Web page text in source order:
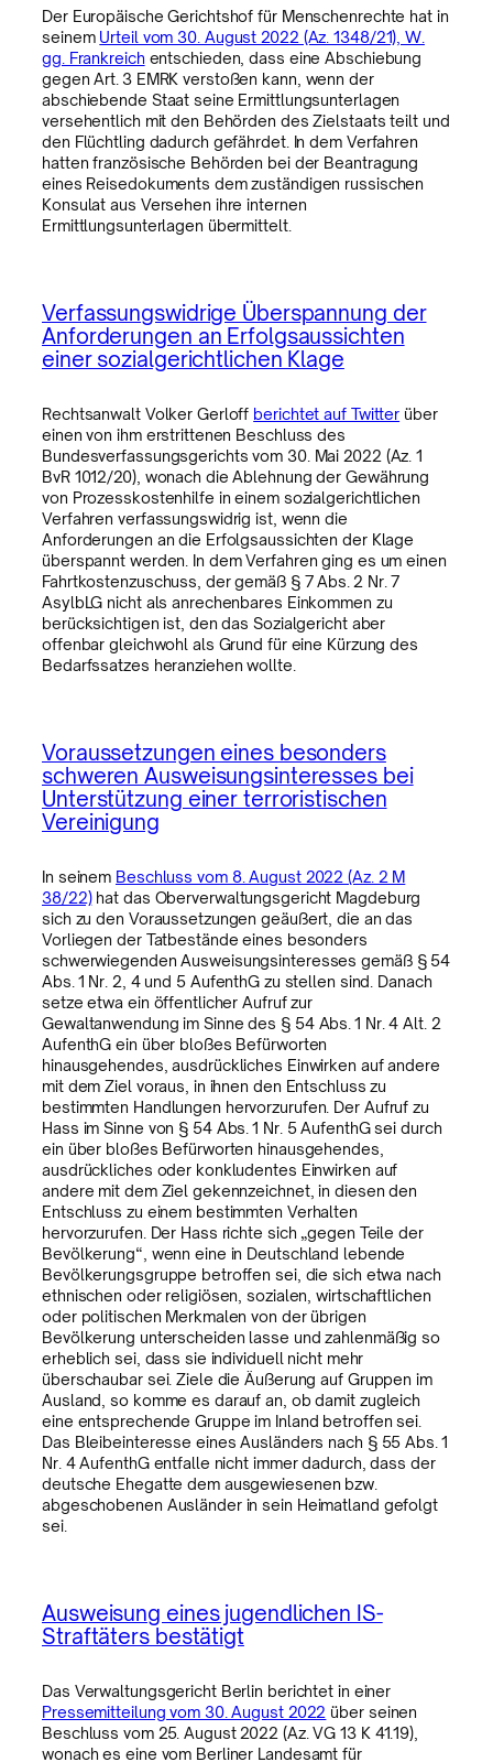
Der Europäische Gerichtshof für Menschenrechte hat in
seinem Urteil vom 30. August 2022 (Az. 1348/21), W.
gg. Frankreich entschieden, dass eine Abschiebung
gegen Art. 3 EMRK verstoßen kann, wenn der
abschiebende Staat seine Ermittlungsunterlagen
versehentlich mit den Behörden des Zielstaats teilt und
den Flüchtling dadurch gefährdet. In dem Verfahren
hatten französische Behörden bei der Beantragung
eines Reisedokuments dem zuständigen russischen
Konsulat aus Versehen ihre internen
Ermittlungsunterlagen übermittelt.
Verfassungswidrige Überspannung der
Anforderungen an Erfolgsaussichten
einer sozialgerichtlichen Klage
Rechtsanwalt Volker Gerloff berichtet auf Twitter über
einen von ihm erstrittenen Beschluss des
Bundesverfassungsgerichts vom 30. Mai 2022 (Az. 1
BvR 1012/20), wonach die Ablehnung der Gewährung
von Prozesskostenhilfe in einem sozialgerichtlichen
Verfahren verfassungswidrig ist, wenn die
Anforderungen an die Erfolgsaussichten der Klage
überspannt werden. In dem Verfahren ging es um einen
Fahrtkostenzuschuss, der gemäß § 7 Abs. 2 Nr. 7
AsylbLG nicht als anrechenbares Einkommen zu
berücksichtigen ist, den das Sozialgericht aber
offenbar gleichwohl als Grund für eine Kürzung des
Bedarfssatzes heranziehen wollte.
Voraussetzungen eines besonders
schweren Ausweisungsinteresses bei
Unterstützung einer terroristischen
Vereinigung
In seinem Beschluss vom 8. August 2022 (Az. 2 M
38/22)hat das Oberverwaltungsgericht Magdeburg
sich zu den Voraussetzungen geäußert, die an das
Vorliegen der Tatbestände eines besonders
schwerwiegenden Ausweisungsinteresses gemäß § 54
Abs. 1 Nr. 2, 4 und 5 AufenthG zu stellen sind. Danach
setze etwa ein öffentlicher Aufruf zur
Gewaltanwendung im Sinne des § 54 Abs. 1 Nr. 4 Alt. 2
AufenthG ein über bloßes Befürworten
hinausgehendes, ausdrückliches Einwirken auf andere
mit dem Ziel voraus, in ihnen den Entschluss zu
bestimmten Handlungen hervorzurufen. Der Aufruf zu
Hass im Sinne von § 54 Abs. 1 Nr. 5 AufenthG sei durch
ein über bloßes Befürworten hinausgehendes,
ausdrückliches oder konkludentes Einwirken auf
andere mit dem Ziel gekennzeichnet, in diesen den
Entschluss zu einem bestimmten Verhalten
hervorzurufen. Der Hass richte sich „gegen Teile der
Bevölkerung“, wenn eine in Deutschland lebende
Bevölkerungsgruppe betroffen sei, die sich etwa nach
ethnischen oder religiösen, sozialen, wirtschaftlichen
oder politischen Merkmalen von der übrigen
Bevölkerung unterscheiden lasse und zahlenmäßig so
erheblich sei, dass sie individuell nicht mehr
überschaubar sei. Ziele die Äußerung auf Gruppen im
Ausland, so komme es darauf an, ob damit zugleich
eine entsprechende Gruppe im Inland betroffen sei.
Das Bleibeinteresse eines Ausländers nach § 55 Abs. 1
Nr. 4 AufenthG entfalle nicht immer dadurch, dass der
deutsche Ehegatte dem ausgewiesenen bzw.
abgeschobenen Ausländer in sein Heimatland gefolgt
sei.
Ausweisung eines jugendlichen IS-
Straftäters bestätigt
Das Verwaltungsgericht Berlin berichtet in einer
Pressemitteilung vom 30. August 2022 über seinen
Beschluss vom 25. August 2022 (Az. VG 13 K 41.19),
wonach es eine vom Berliner Landesamt für